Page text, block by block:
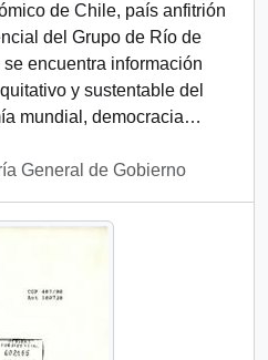
de Chile, país anfitrión
del Grupo de Río de
encuentra información
y sustentable del
mundial, democracia…
General de Gobierno